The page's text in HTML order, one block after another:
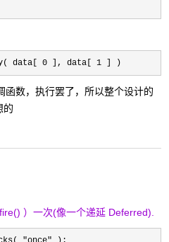
data[ 0 ], data[ 1 ] )
函数，执行罢了，所以整个设计的
的
）一次(像一个递延 Deferred).